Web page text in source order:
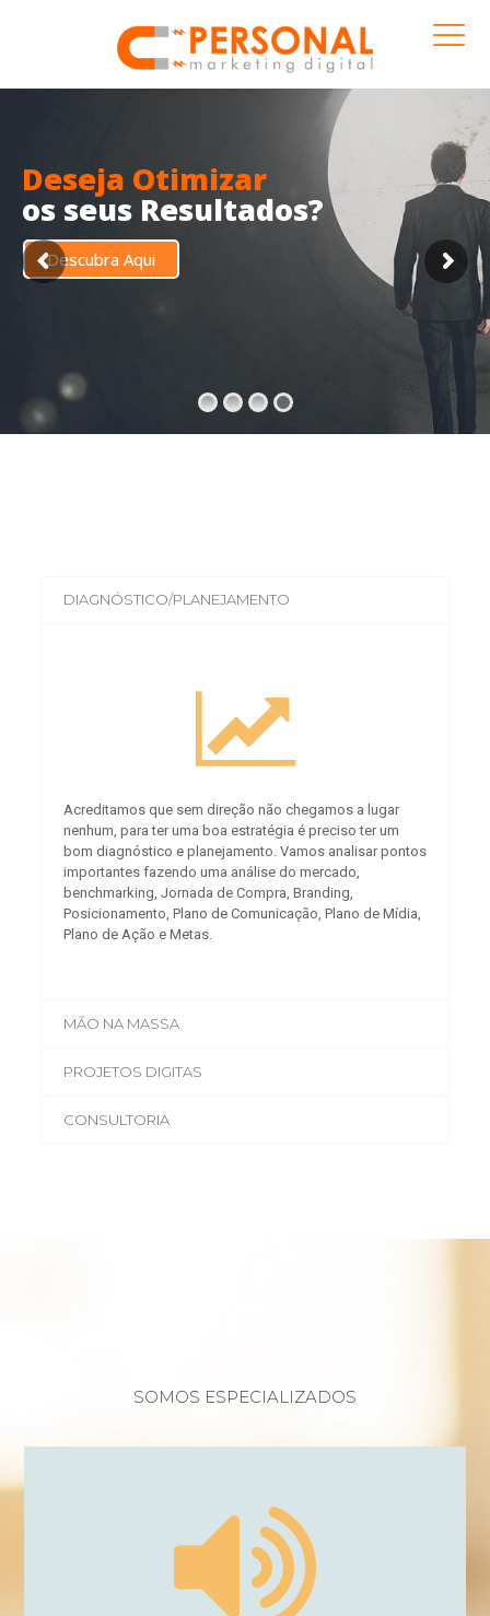
Deseja Otimizar
os seus Resultados?
Descubra Aqui
DIAGNÓSTICO/PLANEJAMENTO
Acreditamos que sem direção não chegamos a lugar
nenhum, para ter uma boa estratégia é preciso ter um
bom diagnóstico e planejamento. Vamos analisar pontos
importantes fazendo uma análise do mercado,
benchmarking, Jornada de Compra, Branding,
Posicionamento, Plano de Comunicação, Plano de Mídia,
Plano de Ação e Metas.
MÃO NA MASSA
PROJETOS DIGITAS
CONSULTORIA
SOMOS ESPECIALIZADOS